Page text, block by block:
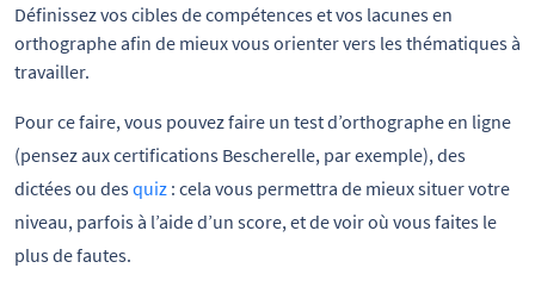
Définissez vos cibles de compétences et vos lacunes en
orthographe afin de mieux vous orienter vers les thématiques à
travailler.
Pour ce faire, vous pouvez faire un test d’orthographe en ligne
(pensez aux certifications Bescherelle, par exemple), des
dictées ou desquiz : cela vous permettra de mieux situer votre
niveau, parfois à l’aide d’un score, et de voir où vous faites le
plus de fautes.